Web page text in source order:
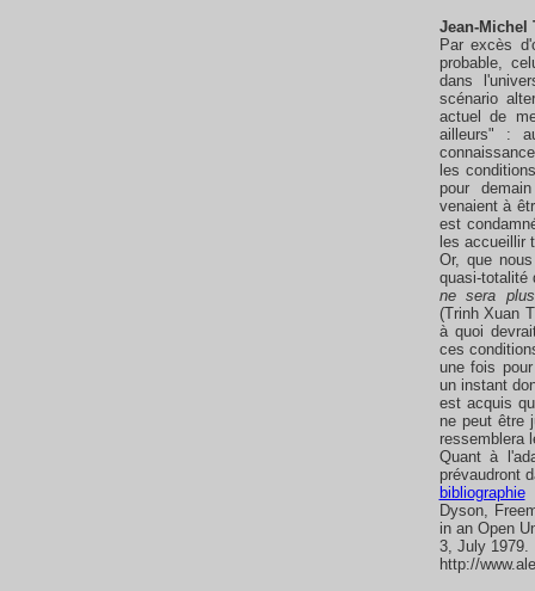
Jean-Michel
Par excès
probable,
dans
scénario
actuel de
ailleurs" :
les
pour
venaient à
est
les accueillir
Or, que
quasi-totalité
ne sera
(Trinh Xuan
à quoi
ces
une fois
un instant
est acquis
ne peut être
ressemblera
Quant à
prévaudront
bibliographie
Dyson,
in an Open
3, July 1979.
http://